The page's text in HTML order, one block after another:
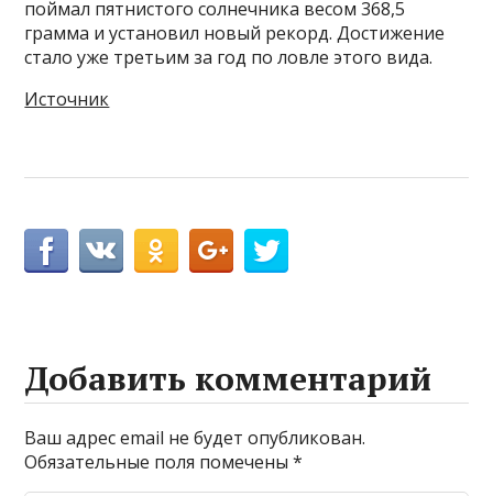
поймал пятнистого солнечника весом 368,5
грамма и установил новый рекорд. Достижение
стало уже третьим за год по ловле этого вида.
Источник
Добавить комментарий
Ваш адрес email не будет опубликован.
Обязательные поля помечены*